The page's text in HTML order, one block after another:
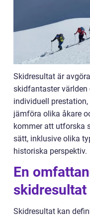
Skidresultat är
skidfantaster världen
individuell
jämföra olika åkare
kommer att utforska
sätt, inklusive olika
historiska perspektiv.
En
skidresultat
Skidresultat kan